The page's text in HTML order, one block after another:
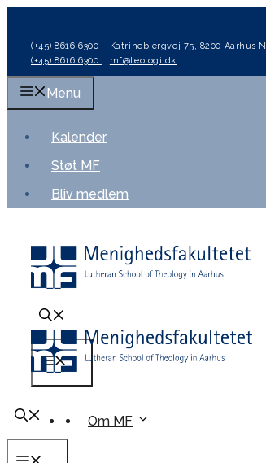
indhold
(+45) 8616 6300 Katrinebjergvej 75, 8200 Aarhus N
(+45) 8616 6300
mf@teologi.dk
Menu
Kalender
Støt MF
Bliv medlem
Menu
Om MF